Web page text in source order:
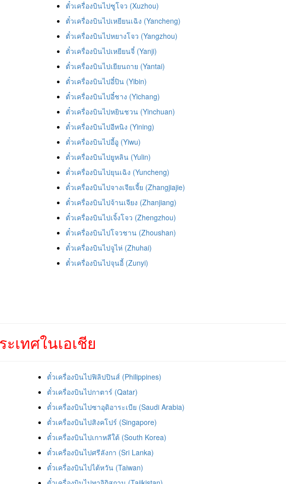
ตั๋วเครื่องบินไปซูโจว (Xuzhou)
ตั๋วเครื่องบินไปเหยียนเฉิง (Yancheng)
ตั๋วเครื่องบินไปหยางโจว (Yangzhou)
ตั๋วเครื่องบินไปเหยียนจี๋ (Yanji)
ตั๋วเครื่องบินไปเยียนถาย (Yantai)
ตั๋วเครื่องบินไปอี๋ปิน (Yibin)
ตั๋วเครื่องบินไปอี๋ชาง (Yichang)
ตั๋วเครื่องบินไปหยินชวน (Yinchuan)
ตั๋วเครื่องบินไปอีหนิง (Yining)
ตั๋วเครื่องบินไปอี้อู (Yiwu)
ตั๋วเครื่องบินไปยูหลิน (Yulin)
ตั๋วเครื่องบินไปยุนเฉิง (Yuncheng)
ตั๋วเครื่องบินไปจางเจียเจี้ย (Zhangjiajie)
ตั๋วเครื่องบินไปจ้านเจียง (Zhanjiang)
ตั๋วเครื่องบินไปเจิ้งโจว (Zhengzhou)
ตั๋วเครื่องบินไปโจวชาน (Zhoushan)
ตั๋วเครื่องบินไปจูไห่ (Zhuhai)
ตั๋วเครื่องบินไปจุนอี้ (Zunyi)
เทศในเอเชีย
ตั๋วเครื่องบินไปฟิลิปปินส์ (Philippines)
ตั๋วเครื่องบินไปกาตาร์ (Qatar)
ตั๋วเครื่องบินไปซาอุดิอาระเบีย (Saudi Arabia)
ตั๋วเครื่องบินไปสิงคโปร์ (Singapore)
ตั๋วเครื่องบินไปเกาหลีใต้ (South Korea)
ตั๋วเครื่องบินไปศรีลังกา (Sri Lanka)
ตั๋วเครื่องบินไปไต้หวัน (Taiwan)